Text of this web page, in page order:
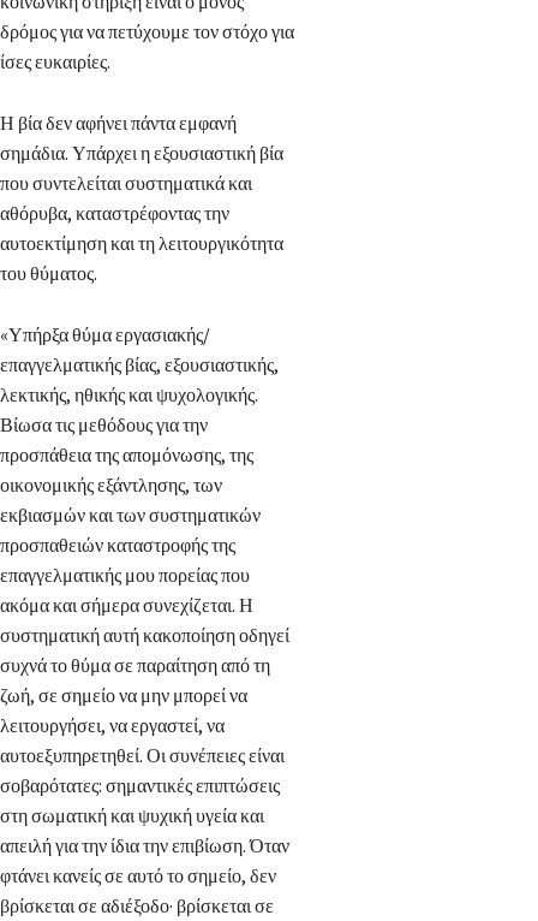
δρόμος για να πετύχουμε τον στόχο για
ίσες ευκαιρίες.
Η βία δεν αφήνει πάντα εμφανή
σημάδια. Υπάρχει η εξουσιαστική βία
που συντελείται συστηματικά και
αθόρυβα, καταστρέφοντας την
αυτοεκτίμηση και τη λειτουργικότητα
του θύματος.
«Υπήρξα θύμα εργασιακής/
επαγγελματικής βίας, εξουσιαστικής,
λεκτικής, ηθικής και ψυχολογικής.
Βίωσα τις μεθόδους για την
προσπάθεια της απομόνωσης, της
οικονομικής εξάντλησης, των
εκβιασμών και των συστηματικών
προσπαθειών καταστροφής της
επαγγελματικής μου πορείας που
ακόμα και σήμερα συνεχίζεται. Η
συστηματική αυτή κακοποίηση οδηγεί
συχνά το θύμα σε παραίτηση από τη
ζωή, σε σημείο να μην μπορεί να
λειτουργήσει, να εργαστεί, να
αυτοεξυπηρετηθεί. Οι συνέπειες είναι
σοβαρότατες: σημαντικές επιπτώσεις
στη σωματική και ψυχική υγεία και
απειλή για την ίδια την επιβίωση. Όταν
φτάνει κανείς σε αυτό το σημείο, δεν
βρίσκεται σε αδιέξοδο· βρίσκεται σε